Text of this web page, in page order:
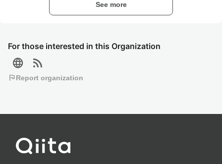
For those interested in this Organization
language rss_feed
flagReport organization
See more